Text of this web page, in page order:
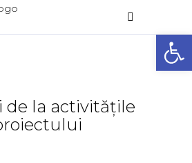
foto
de la activitățile